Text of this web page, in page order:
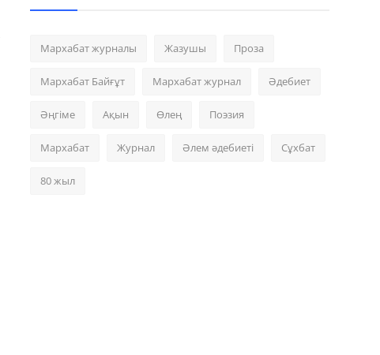
Мархабат журналы Жазушы Проза
Мархабат Байғұт Мархабат журнал Әдебиет
Әңгіме Ақын Өлең Поэзия
Мархабат Журнал Әлем әдебиеті Сұхбат
80 жыл